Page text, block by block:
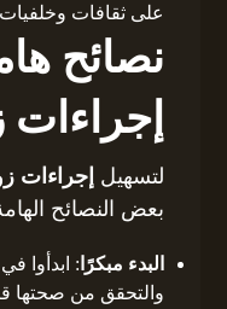
على ثقافات
نصائح
إجراءات
لتسهيل إجراءات
بعض النصائح
البدء مبكرًا : ابدأوا
والتحقق من صحتها